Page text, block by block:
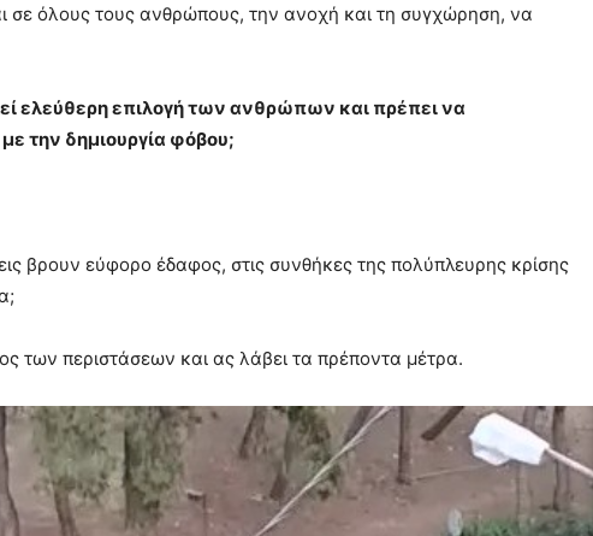
σε όλους τους ανθρώπους, την ανοχή και τη συγχώρηση, να
ελεύθερη επιλογή των ανθρώπων και πρέπει να
την δημιουργία φόβου;
βρουν εύφορο έδαφος, στις συνθήκες της πολύπλευρης κρίσης
των περιστάσεων και ας λάβει τα πρέποντα μέτρα.